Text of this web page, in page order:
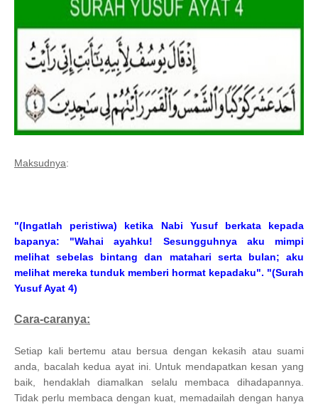
Maksudnya:
"(Ingatlah peristiwa) ketika Nabi Yusuf berkata kepada
bapanya: "Wahai ayahku! Sesungguhnya aku mimpi
melihat sebelas bintang dan matahari serta bulan; aku
melihat mereka tunduk memberi hormat kepadaku". "(Surah
Yusuf Ayat 4)
Cara-caranya:
Setiap kali bertemu atau bersua dengan kekasih atau suami
anda, bacalah kedua ayat ini. Untuk mendapatkan kesan yang
baik, hendaklah diamalkan selalu membaca dihadapannya.
Tidak perlu membaca dengan kuat, memadailah dengan hanya